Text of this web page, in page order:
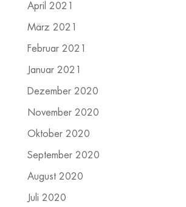
April 2021
März 2021
Februar 2021
Januar 2021
Dezember 2020
November 2020
Oktober 2020
September 2020
August 2020
Juli 2020